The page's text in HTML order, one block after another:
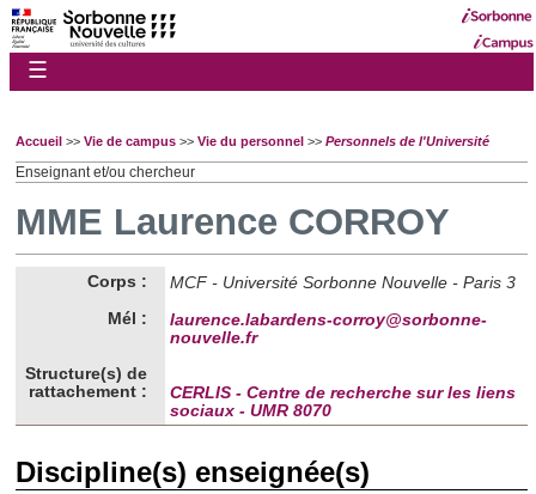
☰
Accueil >> Vie de campus >> Vie du personnel >> Personnels de l'Université
Enseignant et/ou chercheur
MME Laurence CORROY
Corps :
MCF - Université Sorbonne Nouvelle - Paris 3
Mél :
laurence.labardens-corroy@sorbonne-
nouvelle.fr
Structure(s) de
rattachement :
CERLIS - Centre de recherche sur les liens
sociaux - UMR 8070
Discipline(s) enseignée(s)